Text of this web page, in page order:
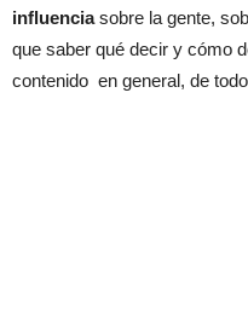
influenciasobre la gente,
que saber qué decir y cómo
contenido en general, de